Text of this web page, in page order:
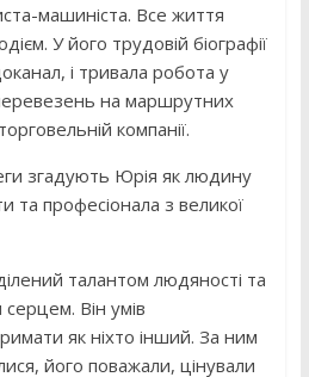
машиніста. Все життя
У його трудовій біографії
і тривала робота у
на маршрутних
компанії.
згадують Юрія як людину
та професіонала з великої
талантом людяності та
Він умів
як ніхто інший. За ним
його поважали, цінували